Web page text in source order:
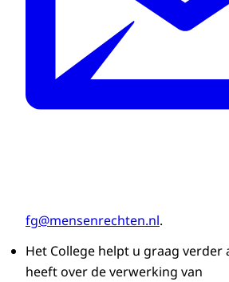
fg@mensenrechten.nl.
Het College helpt u graag verder
heeft over de verwerking van